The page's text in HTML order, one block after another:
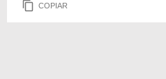
COPIAR